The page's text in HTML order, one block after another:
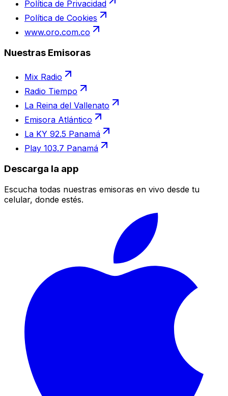
Política de Privacidad
Política de Cookies
www.oro.com.co
Nuestras Emisoras
Mix Radio
Radio Tiempo
La Reina del Vallenato
Emisora Atlántico
La KY 92.5 Panamá
Play 103.7 Panamá
Descarga la app
Escucha todas nuestras emisoras en vivo desde tu
celular, donde estés.